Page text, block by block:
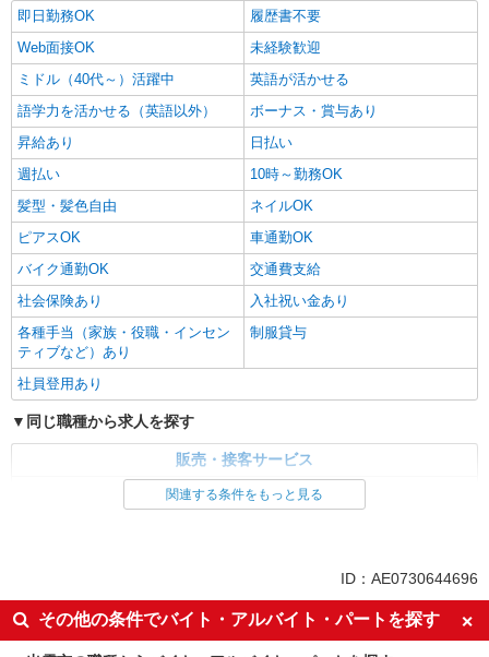
即日勤務OK
履歴書不要
Web面接OK
未経験歓迎
ミドル（40代～）活躍中
英語が活かせる
語学力を活かせる（英語以外）
ボーナス・賞与あり
昇給あり
日払い
週払い
10時～勤務OK
髪型・髪色自由
ネイルOK
ピアスOK
車通勤OK
バイク通勤OK
交通費支給
社会保険あり
入社祝い金あり
各種手当（家族・役職・インセン
ティブなど）あり
制服貸与
社員登用あり
同じ職種から求人を探す
販売・接客サービス
英語が活かせる
ボーナス・賞与あり
日払い
車通勤OK
関連する条件をもっと見る
ID：AE0730644696
その他の条件でバイト・アルバイト・パートを探す